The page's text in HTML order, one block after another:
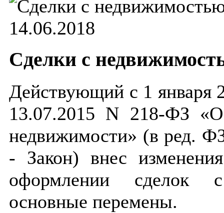
14.06.2018
Сделки с
Действующий с 1 января
13.07.2015 N 218-ФЗ «О
недвижимости» (в ред.
- Закон) внес
оформлении сделок
основные перемены.